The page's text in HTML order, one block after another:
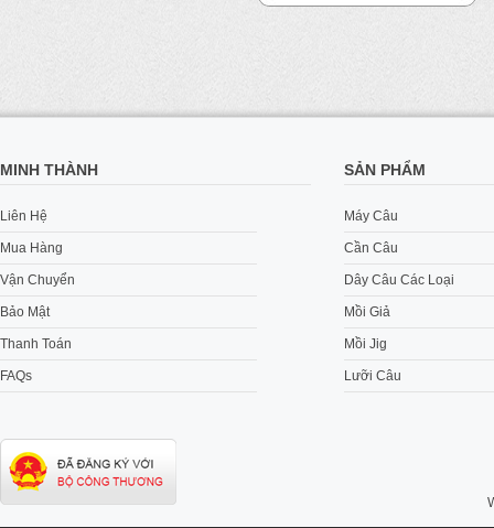
MINH THÀNH
Liên Hệ
Mua Hàng
Vận Chuyển
Bảo Mật
Thanh Toán
FAQs
SẢN PHẨM
Máy Câu
Cần Câu
Dây Câu Các Loại
Mồi Giả
Mồi Jig
Lưỡi Câu